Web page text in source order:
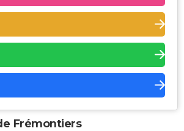
Frémontiers